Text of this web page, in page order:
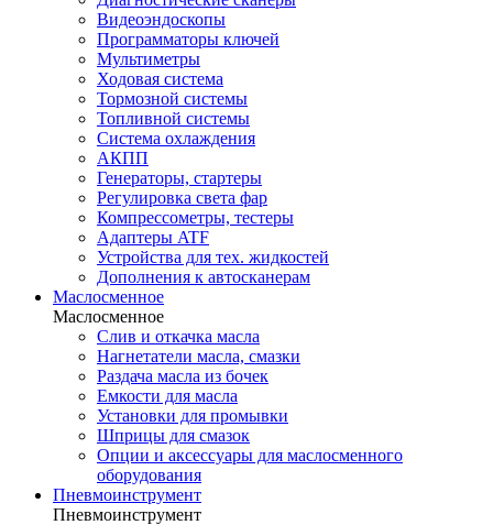
Видеоэндоскопы
Программаторы ключей
Мультиметры
Ходовая система
Тормозной системы
Топливной системы
Система охлаждения
АКПП
Генераторы, стартеры
Регулировка света фар
Компрессометры, тестеры
Адаптеры ATF
Устройства для тех. жидкостей
Дополнения к автосканерам
Маслосменное
Маслосменное
Слив и откачка масла
Нагнетатели масла, смазки
Раздача масла из бочек
Емкости для масла
Установки для промывки
Шприцы для смазок
Опции и аксессуары для маслосменного
оборудования
Пневмоинструмент
Пневмоинструмент